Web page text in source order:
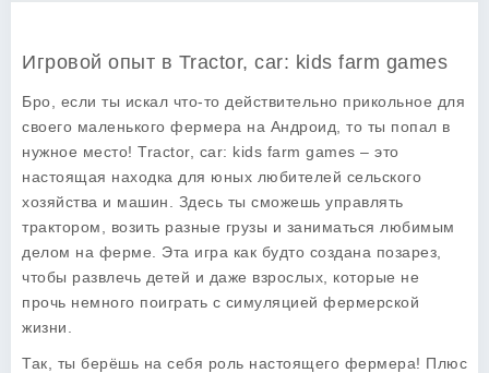
Игровой опыт в Tractor, car: kids farm games
Бро, если ты искал что-то действительно прикольное для
своего маленького фермера на Андроид, то ты попал в
нужное место! Tractor, car: kids farm games – это
настоящая находка для юных любителей сельского
хозяйства и машин. Здесь ты сможешь управлять
трактором, возить разные грузы и заниматься любимым
делом на ферме. Эта игра как будто создана позарез,
чтобы развлечь детей и даже взрослых, которые не
прочь немного поиграть с симуляцией фермерской
жизни.
Так, ты берёшь на себя роль настоящего фермера! Плюс